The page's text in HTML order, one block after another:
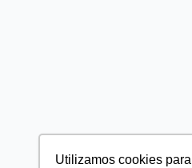
Utilizamos cookies